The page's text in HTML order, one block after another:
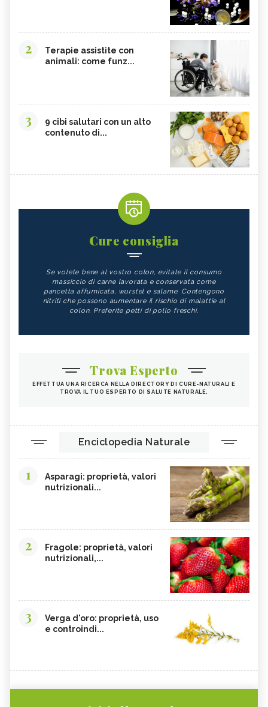
2
Terapie assistite con
animali: come funz...
3
9 cibi salutari con un alto
contenuto di...
Cure consiglia
Se volete bene al vostro colon, evitate il consumo
massiccio di carne lavorata e conservata come
pancetta affumicata, wurstel e salame. Contengono
nitriti che possono aumentare il rischio di malattie al
colon. Preferite petti di pollo freschi.
Trova Esperto
EFFETTUA UNA RICERCA NELLA DIRECTORY DI CURE-NATURALI E
TROVA IL TUO ESPERTO DI SALUTE NATURALE.
Enciclopedia Naturale
1
Asparagi: proprietà, valori
nutrizionali...
2
Fragole: proprietà, valori
nutrizionali,...
3
Verga d'oro: proprietà, uso
e controindi...